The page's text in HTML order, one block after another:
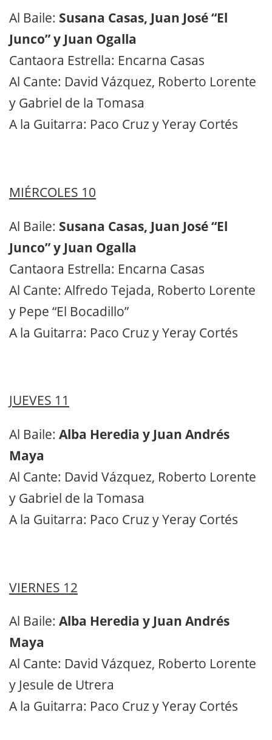
Al Baile: Susana Casas, Juan José “El
Junco” y Juan Ogalla
Cantaora Estrella: Encarna Casas
Al Cante: David Vázquez, Roberto Lorente
y Gabriel de la Tomasa
A la Guitarra: Paco Cruz y Yeray Cortés
MIÉRCOLES 10
Al Baile: Susana Casas, Juan José “El
Junco” y Juan Ogalla
Cantaora Estrella: Encarna Casas
Al Cante: Alfredo Tejada, Roberto Lorente
y Pepe “El Bocadillo”
A la Guitarra: Paco Cruz y Yeray Cortés
JUEVES 11
Al Baile: Alba Heredia y Juan Andrés
Maya
Al Cante: David Vázquez, Roberto Lorente
y Gabriel de la Tomasa
A la Guitarra: Paco Cruz y Yeray Cortés
VIERNES 12
Al Baile: Alba Heredia y Juan Andrés
Maya
Al Cante: David Vázquez, Roberto Lorente
y Jesule de Utrera
A la Guitarra: Paco Cruz y Yeray Cortés